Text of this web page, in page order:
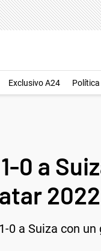
Exclusivo A24 Política
0 a
2022
0 a Suiza con